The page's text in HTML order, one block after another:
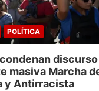
POLÍTICA
discurso
masiva Marcha
y Antirracista